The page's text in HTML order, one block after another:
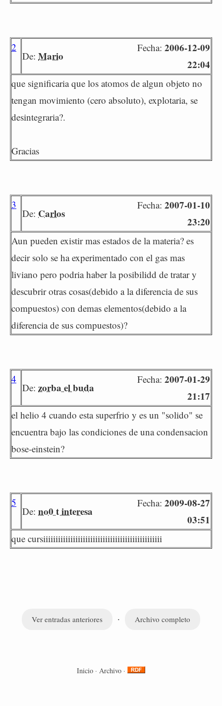
2
De: Mario
Fecha: 2006-12-09
22:04
que significaria que los atomos de algun objeto no
tengan movimiento (cero absoluto), explotaria, se
desintegraria?.
Gracias
3
De: Carlos
Fecha: 2007-01-10
23:20
Aun pueden existir mas estados de la materia? es
decir solo se ha experimentado con el gas mas
liviano pero podria haber la posibilidd de tratar y
descubrir otras cosas(debido a la diferencia de sus
compuestos) con demas elementos(debido a la
diferencia de sus compuestos)?
4
De: zorba el buda
Fecha: 2007-01-29
21:17
el helio 4 cuando esta superfrio y es un "solido" se
encuentra bajo las condiciones de una condensacion
bose-einstein?
5
De: no0 t interesa
Fecha: 2009-08-27
03:51
que cursiiiiiiiiiiiiiiiiiiiiiiiiiiiiiiiiiiiiiiiiiiiiiiii
Ver entradas anteriores · Archivo completo
Inicio · Archivo ·